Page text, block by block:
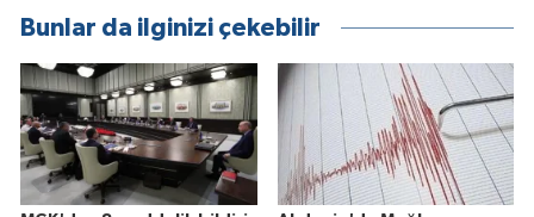
Bunlar da ilginizi çekebilir